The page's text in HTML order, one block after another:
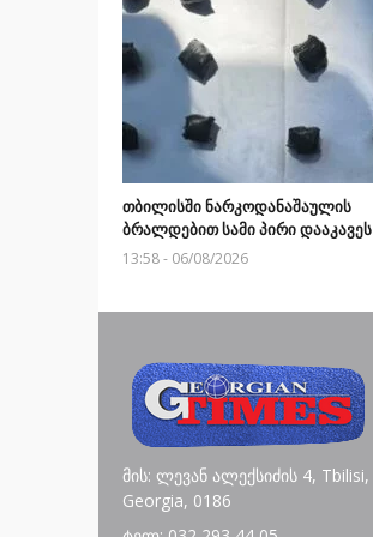
თბილისში ნარკოდანაშაულის
ბრალდებით სამი პირი დააკავეს
13:58 - 06/08/2026
მის: ლევან ალექსიძის 4, Tbilisi,
Georgia, 0186